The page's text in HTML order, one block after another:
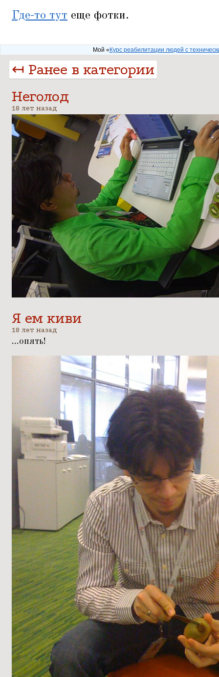
Где-то тут еще фотки.
Мой « Курс реабилитации людей с
↤ Ранее в категории
Неголод
18 лет назад
Я ем киви
18 лет назад
...опять!